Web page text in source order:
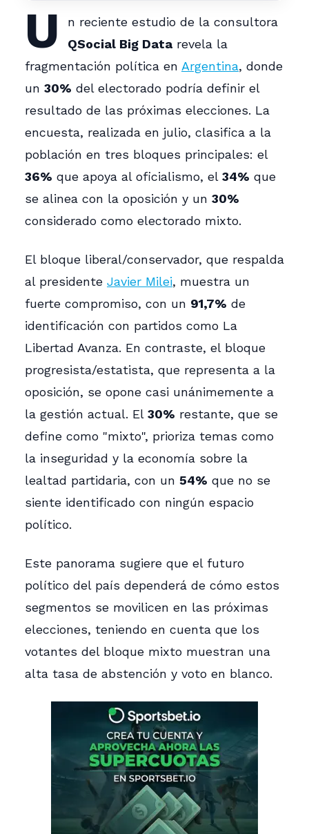
U
n reciente estudio de la consultora
QSocial Big Datarevela la
fragmentación política en Argentina, donde
un 30% del electorado podría definir el
resultado de las próximas elecciones. La
encuesta, realizada en julio, clasifica a la
población en tres bloques principales: el
36% que apoya al oficialismo, el 34% que
se alinea con la oposición y un 30%
considerado como electorado mixto.
El bloque liberal/conservador, que respalda
al presidente Javier Milei, muestra un
fuerte compromiso, con un 91,7% de
identificación con partidos como La
Libertad Avanza. En contraste, el bloque
progresista/estatista, que representa a la
oposición, se opone casi unánimemente a
la gestión actual. El 30% restante, que se
define como "mixto", prioriza temas como
la inseguridad y la economía sobre la
lealtad partidaria, con un 54% que no se
siente identificado con ningún espacio
político.
Este panorama sugiere que el futuro
político del país dependerá de cómo estos
segmentos se movilicen en las próximas
elecciones, teniendo en cuenta que los
votantes del bloque mixto muestran una
alta tasa de abstención y voto en blanco.